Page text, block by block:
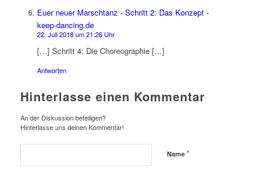
Euer neuer Marschtanz - Schritt 2: Das Konzept -
keep-dancing.de
22. Juli 2018 um 21:26 Uhr
[…] Schritt 4: Die Choreographie […]
Antworten
Hinterlasse einen Kommentar
An der Diskussion beteiligen?
Hinterlasse uns deinen Kommentar!
Name *